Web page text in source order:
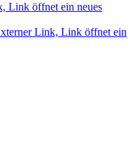
Link öffnet ein neues
Link, Link öffnet ein